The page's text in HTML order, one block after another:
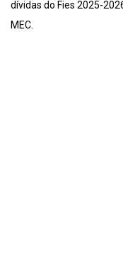
dívidas do Fies 2025-
MEC.